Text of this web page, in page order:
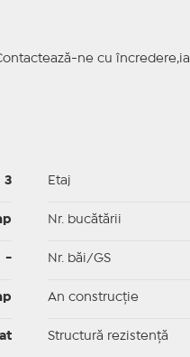
ne cu
3
-
Etaj
Nr. bucătării
Nr. băi/GS
An construcție
Structură rezistență